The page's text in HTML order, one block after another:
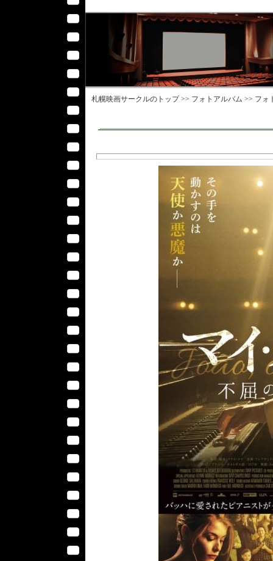
札幌映画サークルのトップ >> フォトアルバム >> フォ